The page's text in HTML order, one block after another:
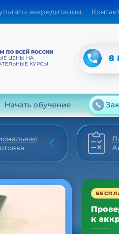
аккредитации
ПО ВСЕЙ РОССИИ
ЦЕНЫ НА
КУРСЫ
8
Начать обучение
к